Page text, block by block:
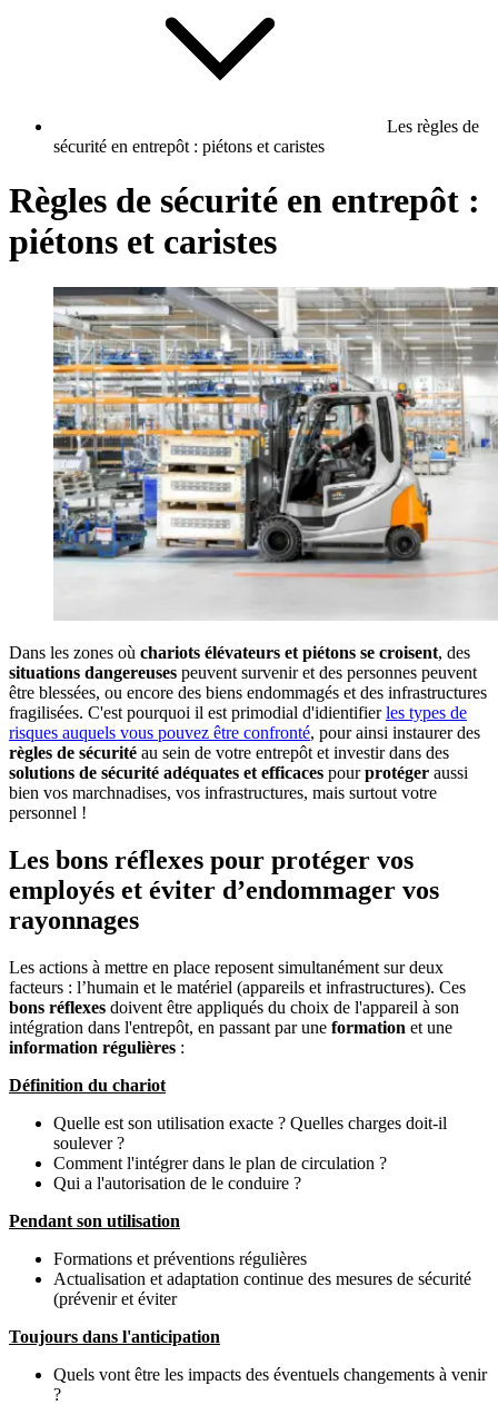
Les règles de
sécurité en entrepôt : piétons et caristes
Règles de sécurité en entrepôt :
piétons et caristes
Dans les zones où chariots élévateurs et piétons se croisent, des
situations dangereuses peuvent survenir et des personnes peuvent
être blessées, ou encore des biens endommagés et des infrastructures
fragilisées. C'est pourquoi il est primodial d'idientifierles types de
risques auquels vous pouvez être confronté, pour ainsi instaurer des
règles de sécurité au sein de votre entrepôt et investir dans des
solutions de sécurité adéquates et efficaces pourprotéger aussi
bien vos marchnadises, vos infrastructures, mais surtout votre
personnel !
Les bons réflexes pour protéger vos
employés et éviter d’endommager vos
rayonnages
Les actions à mettre en place reposent simultanément sur deux
facteurs : l’humain et le matériel (appareils et infrastructures). Ces
bons réflexes doivent être appliqués du choix de l'appareil à son
intégration dans l'entrepôt, en passant par une formation et une
information régulières :
Définition du chariot
Quelle est son utilisation exacte ? Quelles charges doit-il
soulever ?
Comment l'intégrer dans le plan de circulation ?
Qui a l'autorisation de le conduire ?
Pendant son utilisation
Formations et préventions régulières
Actualisation et adaptation continue des mesures de sécurité
(prévenir et éviter
Toujours dans l'anticipation
Quels vont être les impacts des éventuels changements à venir
?